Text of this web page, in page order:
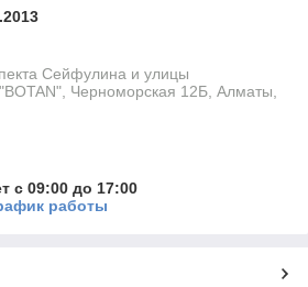
Сейфулина и улицы
Черноморская 12Б, Алматы,
с 09:00 до 17:00
работы